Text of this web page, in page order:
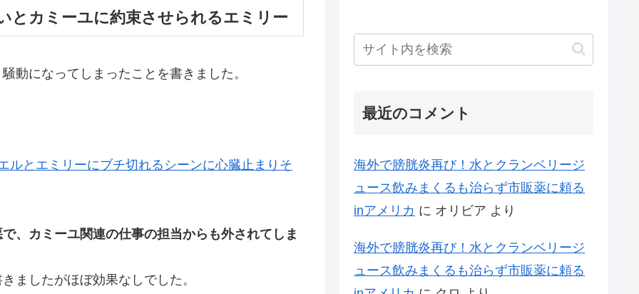
とカミーユに約束させられるエミリー
動になってしまったことを書きました。
ルとエミリーにブチ切れるシーンに心臓止まりそ
、カミーユ関連の仕事の担当からも外されてしま
ましたがほぼ効果なしでした。
最近のコメント
海外で膀胱炎再び！水とクランベリージ
ュース飲みまくるも治らず市販薬に頼る
inアメリカ に オリビア より
海外で膀胱炎再び！水とクランベリージ
ュース飲みまくるも治らず市販薬に頼る